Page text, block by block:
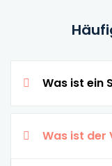
Was ist ein
Was ist der